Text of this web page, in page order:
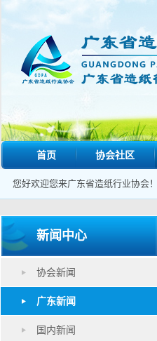
首页 协会社区
您好欢迎您来广东省造纸行业协会！
新闻中心
协会新闻
广东新闻
国内新闻